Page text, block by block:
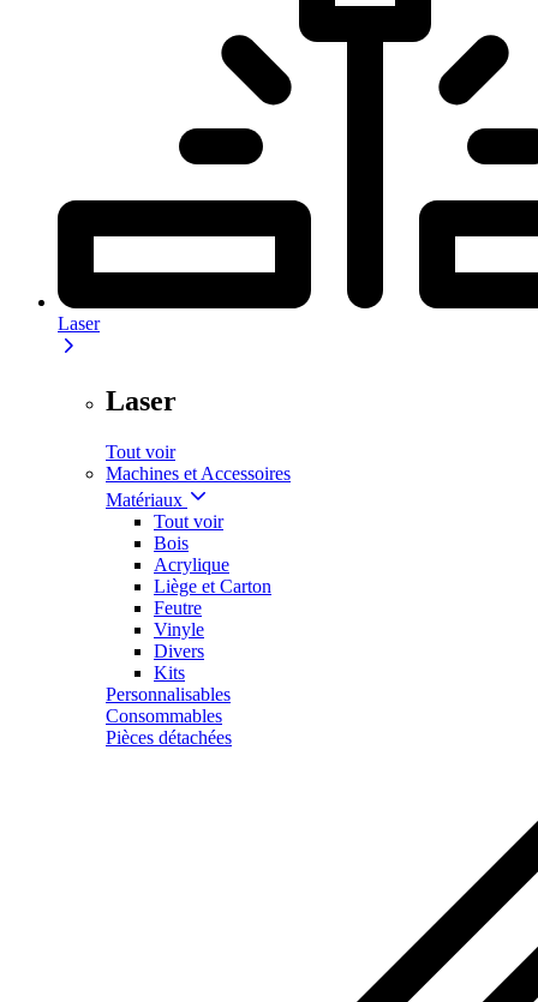
Laser
Laser
Tout voir
Machines et Accessoires
Matériaux
Tout voir
Bois
Acrylique
Liège et Carton
Feutre
Vinyle
Divers
Kits
Personnalisables
Consommables
Pièces détachées